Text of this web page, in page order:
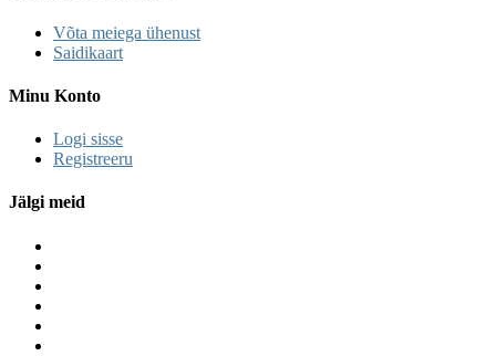
Võta meiega ühenust
Saidikaart
Minu Konto
Logi sisse
Registreeru
Jälgi meid